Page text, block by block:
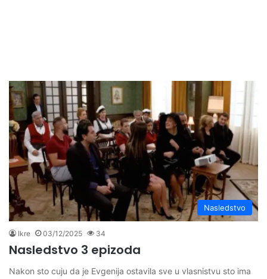
Nasledstvo
Ikre 03/12/2025 34
Nasledstvo 3 epizoda
Nakon sto cuju da je Evgenija ostavila sve u vlasnistvu sto ima